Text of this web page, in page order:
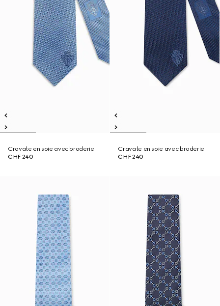
Cravate en soie avec broderie
CHF 240
Cravate en soie avec broderie
CHF 240